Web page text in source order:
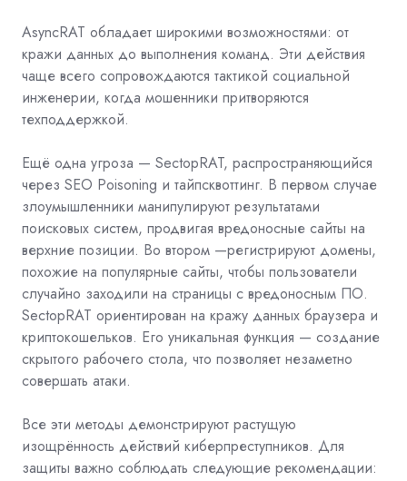
AsyncRAT обладает широкими возможностями: от
кражи данных до выполнения команд. Эти действия
чаще всего сопровождаются тактикой социальной
инженерии, когда мошенники притворяются
техподдержкой.
Ещё одна угроза — SectopRAT, распространяющийся
через SEO Poisoning и тайпсквоттинг. В первом случае
злоумышленники манипулируют результатами
поисковых систем, продвигая вредоносные сайты на
верхние позиции. Во втором —регистрируют домены,
похожие на популярные сайты, чтобы пользователи
случайно заходили на страницы с вредоносным ПО.
SectopRAT ориентирован на кражу данных браузера и
криптокошельков. Его уникальная функция — создание
скрытого рабочего стола, что позволяет незаметно
совершать атаки.
Все эти методы демонстрируют растущую
изощрённость действий киберпреступников. Для
защиты важно соблюдать следующие рекомендации: